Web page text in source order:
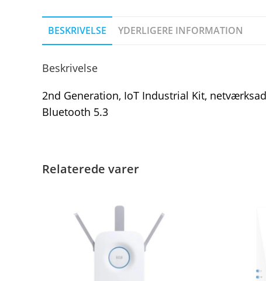
BESKRIVELSE YDERLIGERE INFORMATION
Beskrivelse
2nd Generation, IoT Industrial Kit,
Bluetooth 5.3
Relaterede varer